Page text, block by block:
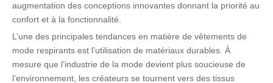
augmentation des conceptions innovantes donnant la priorité au
confort et à la fonctionnalité.
L’une des principales tendances en matière de vêtements de
mode respirants est l’utilisation de matériaux durables. À
mesure que l’industrie de la mode devient plus soucieuse de
l’environnement, les créateurs se tournent vers des tissus